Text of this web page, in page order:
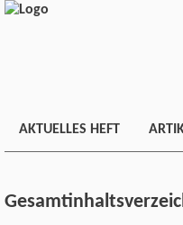
AKTUELLES HEFT